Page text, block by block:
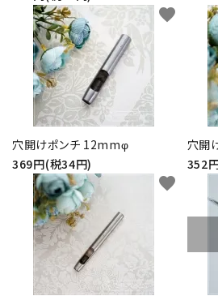
穴開けポンチ 12mmφ
369円(税34円)
favorite
穴開
352
favorite